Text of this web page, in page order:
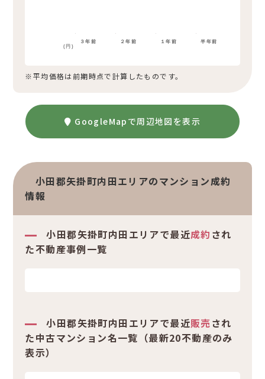
３年前 ２年前 １年前 半年前
(円)
※平均価格は前期時点で計算したものです。
GoogleMapで周辺地図を表示
小田郡矢掛町内田エリアのマンション成約
情報
小田郡矢掛町内田エリアで最近成約 され
た不動産事例一覧
小田郡矢掛町内田エリアで最近販売され
た中古マンション名一覧（最新20不動産のみ
表示）